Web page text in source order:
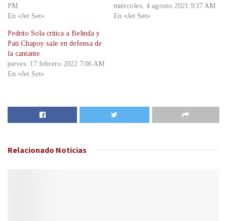
PM
En «Jet Set»
miércoles, 4 agosto 2021 9:37 AM
En «Jet Set»
Pedrito Sola critica a Belinda y
Pati Chapoy sale en defensa de
la cantante
jueves, 17 febrero 2022 7:06 AM
En «Jet Set»
Relacionado Noticias